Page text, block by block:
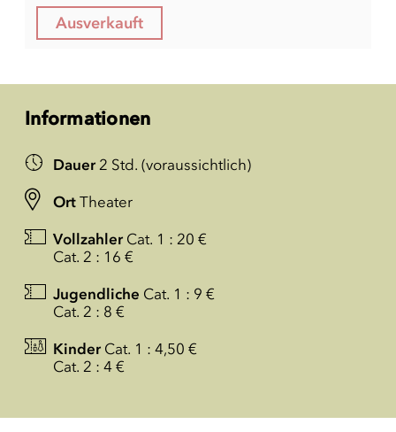
Ausverkauft
Informationen
Dauer 2 Std. (voraussichtlich)
Ort Theater
Vollzahler Cat. 1 : 20 €
Cat. 2 : 16 €
Jugendliche Cat. 1 : 9 €
Cat. 2 : 8 €
Kinder Cat. 1 : 4,50 €
Cat. 2 : 4 €